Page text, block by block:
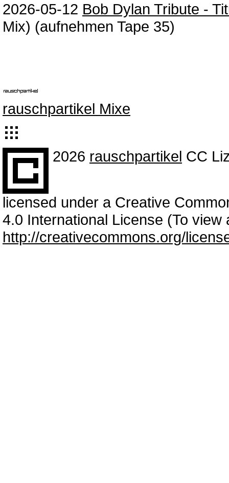
2026-05-12 Bob Dylan Tribute -
Mix) (aufnehmen Tape 35)
rauschpartikel Mixe
2026 rauschpartikel CC
licensed under a Creative
4.0 International License (To
http://creativecommons.org/